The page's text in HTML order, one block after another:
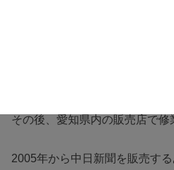
その後、愛知県内の販売店で修
2005年から中日新聞を販売す